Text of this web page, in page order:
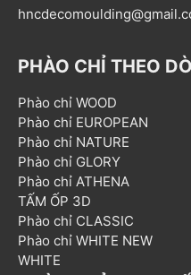
PHÀO CHỈ THEO
Phào chỉ WOOD
Phào chỉ EUROPEAN
Phào chỉ NATURE
Phào chỉ GLORY
Phào chỉ ATHENA
TẤM ỐP 3D
Phào chỉ CLASSIC
Phào chỉ WHITE NEW
WHITE